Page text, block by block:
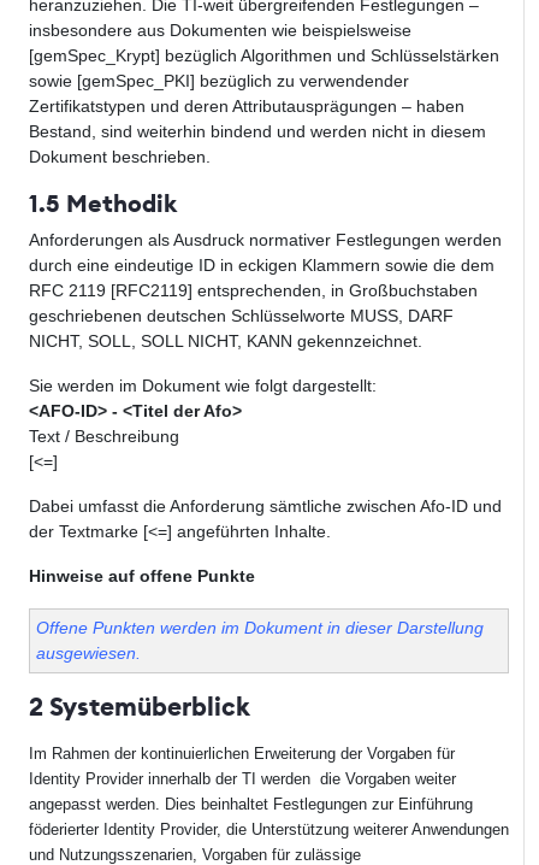
heranzuziehen. Die TI-weit übergreifenden Festlegungen –
insbesondere aus Dokumenten wie beispielsweise
[gemSpec_Krypt] bezüglich Algorithmen und Schlüsselstärken
sowie [gemSpec_PKI] bezüglich zu verwendender
Zertifikatstypen und deren Attributausprägungen – haben
Bestand, sind weiterhin bindend und werden nicht in diesem
Dokument beschrieben.
1.5 Methodik
Anforderungen als Ausdruck normativer Festlegungen werden
durch eine eindeutige ID in eckigen Klammern sowie die dem
RFC 2119 [RFC2119] entsprechenden, in Großbuchstaben
geschriebenen deutschen Schlüsselworte MUSS, DARF
NICHT, SOLL, SOLL NICHT, KANN gekennzeichnet.
Sie werden im Dokument wie folgt dargestellt:
<AFO-ID> - <Titel der Afo>
Text / Beschreibung
[<=]
Dabei umfasst die Anforderung sämtliche zwischen Afo-ID und
der Textmarke [<=] angeführten Inhalte.
Hinweise auf offene Punkte
Offene Punkten werden im Dokument in dieser Darstellung
ausgewiesen.
2 Systemüberblick
Im Rahmen der kontinuierlichen Erweiterung der Vorgaben für
Identity Provider innerhalb der TI werden die Vorgaben weiter
angepasst werden. Dies beinhaltet Festlegungen zur Einführung
föderierter Identity Provider, die Unterstützung weiterer Anwendungen
und Nutzungsszenarien, Vorgaben für zulässige